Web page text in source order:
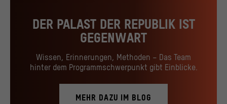
DER PALAST DER REPUBLIK IST
GEGENWART
Wissen, Erinnerungen, Methoden – Das Team
hinter dem Programmschwerpunkt gibt Einblicke.
MEHR DAZU IM BLOG